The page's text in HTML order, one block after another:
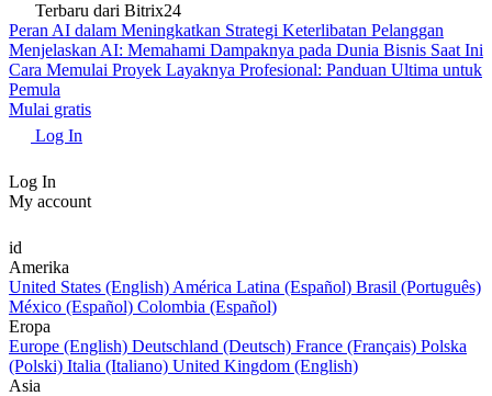
Terbaru dari Bitrix24
Peran AI dalam Meningkatkan Strategi Keterlibatan Pelanggan
Menjelaskan AI: Memahami Dampaknya pada Dunia Bisnis Saat Ini
Cara Memulai Proyek Layaknya Profesional: Panduan Ultima untuk
Pemula
Mulai gratis
Log In
Log In
My account
id
Amerika
United States (English) América Latina (Español) Brasil (Português)
México (Español) Colombia (Español)
Eropa
Europe (English) Deutschland (Deutsch) France (Français) Polska
(Polski) Italia (Italiano) United Kingdom (English)
Asia